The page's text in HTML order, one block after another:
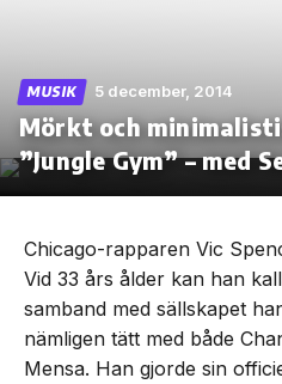
Skip
the
MUSIK 5 december, 2014
Mörkt och
”Jungle Gym” – med
Chicago-rapparen Vic
Vid 33 års ålder kan han
samband med sällskapet
nämligen tätt med både
Mensa. Han gjorde sin